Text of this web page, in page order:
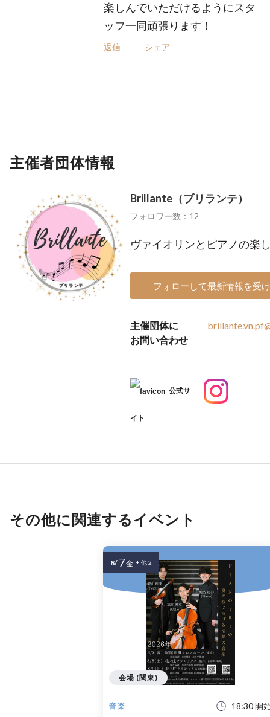
楽しんでいただけるようにスタ
ッフ一同頑張ります！
返信 シェア
主催者団体情報
Brillante（ブリランテ）
フォロワー数：12
ヴァイオリンとピアノの楽
フォローして最新情報を受
主催団体に
お問い合わせ
公式サ
イト
その他に関連するイベント
音楽 18:30 開
会場 (関東)
8/ 7金 + 他 2